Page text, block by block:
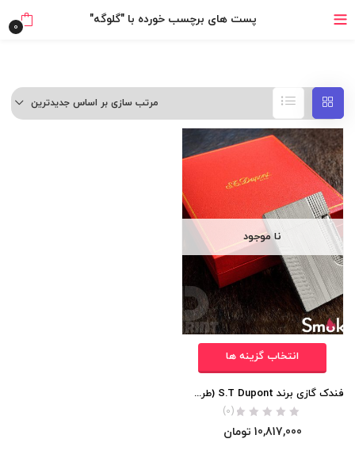
خرید قسطی با ترب‌پی
پست های برچسب خورده با "گلوگه" 0
مرتب سازی بر اساس جدیدترین
نا موجود
انتخاب گزینه ها
فندک گازی برند S.T Dupont (طرح 007 جیمز باند) اورجینال
(0)
10,817,000 تومان